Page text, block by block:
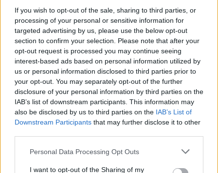
If you wish to opt-out of the sale, sharing to third parties, or
processing of your personal or sensitive information for
targeted advertising by us, please use the below opt-out
section to confirm your selection. Please note that after your
opt-out request is processed you may continue seeing
interest-based ads based on personal information utilized by
us or personal information disclosed to third parties prior to
your opt-out. You may separately opt-out of the further
disclosure of your personal information by third parties on the
IAB’s list of downstream participants. This information may
also be disclosed by us to third parties on the IAB’s List of
Downstream Participants that may further disclose it to other
Please note that this website/app uses one or more Google
not limited to your visit or usage behaviour. You may click to
Personal Data Processing Opt Outs
I want to opt-out of the Sharing of my